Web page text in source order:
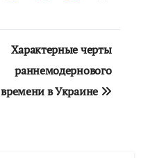
Характерные черты
раннемодернового
времени в Украине